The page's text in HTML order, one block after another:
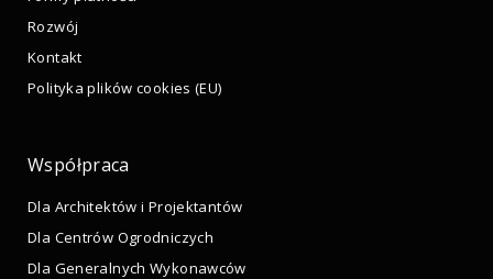
Rozwój
Kontakt
Polityka plików cookies (EU)
Współpraca
Dla Architektów i Projektantów
Dla Centrów Ogrodniczych
Dla Generalnych Wykonawców